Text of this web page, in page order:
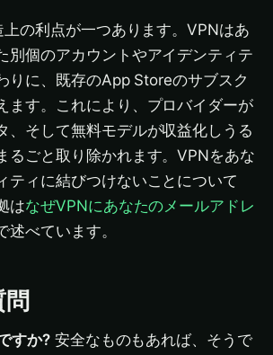
上の利点が一つあります。VPNはあ
別個のアカウントやアイデンティテ
りに、既存のApp Storeのサブスク
ます。これにより、プロバイダーが
、そして無料モデルが収益化しうる
るごと取り除かれます。VPNをあな
ティに結びつけないことについて
はなぜVPNにあなたのメールアドレ
述べています。
すか?安全なものもあれば、そうで